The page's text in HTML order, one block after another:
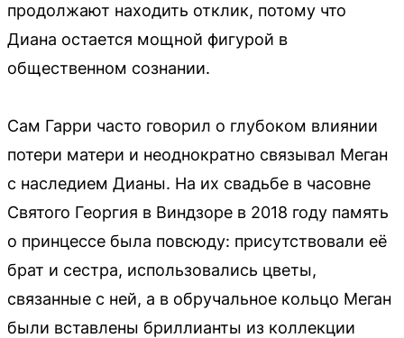
продолжают находить отклик, потому что
Диана остается мощной фигурой в
общественном сознании.
Сам Гарри часто говорил о глубоком влиянии
потери матери и неоднократно связывал Меган
с наследием Дианы. На их свадьбе в часовне
Святого Георгия в Виндзоре в 2018 году память
о принцессе была повсюду: присутствовали её
брат и сестра, использовались цветы,
связанные с ней, а в обручальное кольцо Меган
были вставлены бриллианты из коллекции